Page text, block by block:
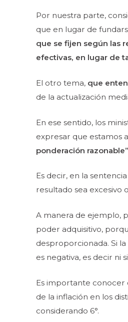
Por nuestra parte,
que en lugar de
que se fijen según las
efectivas, en lugar de
El otro tema, que
de la actualización
En ese sentido, los
expresar que estamos
ponderación
Es decir, en la
resultado sea excesivo
A manera de ejemplo,
poder adquisitivo,
desproporcionada. Si la
es negativa, es decir ni
Es importante conocer
de la inflación en los
considerando 6°.